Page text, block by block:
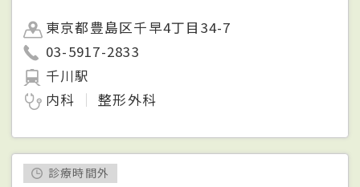
東京都豊島区千早4丁目34-7
03-5917-2833
千川駅
内科
整形外科
診療時間外